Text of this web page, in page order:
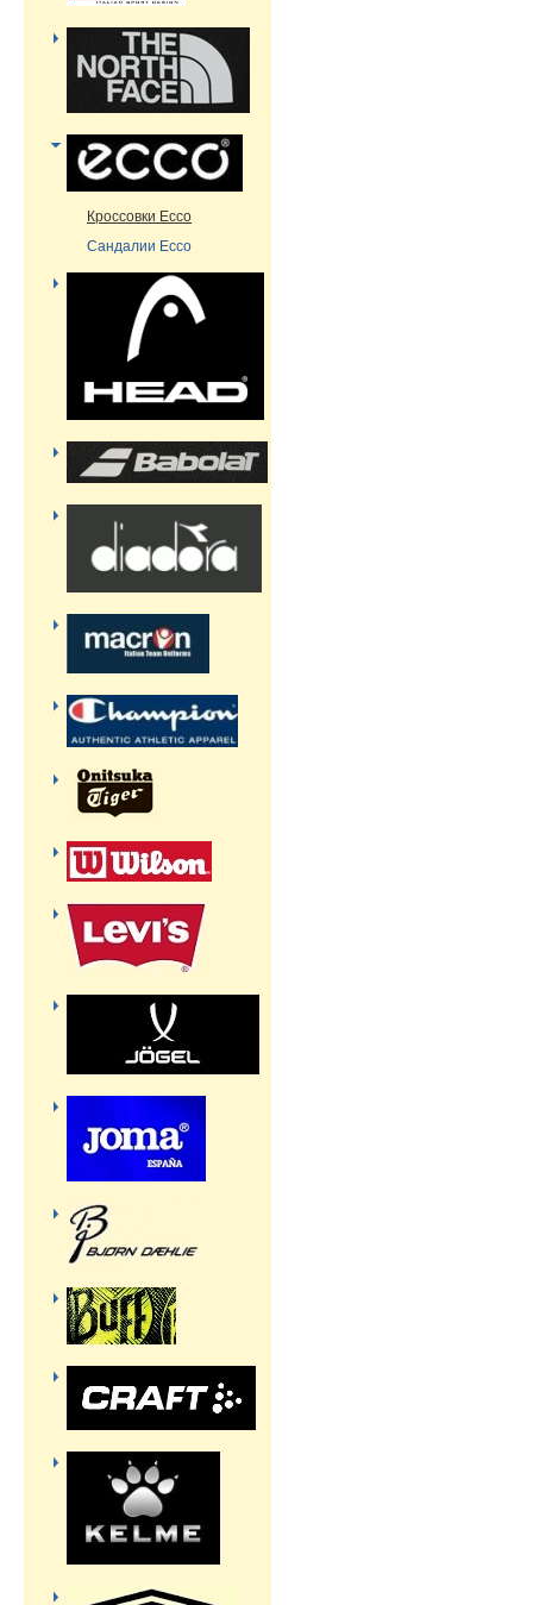
Кроссовки Ecco
Сандалии Ecco